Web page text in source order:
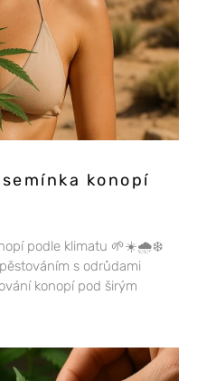
konopí
podle klimatu 🌱☀️🌧️❄️
s odrůdami
konopí pod širým